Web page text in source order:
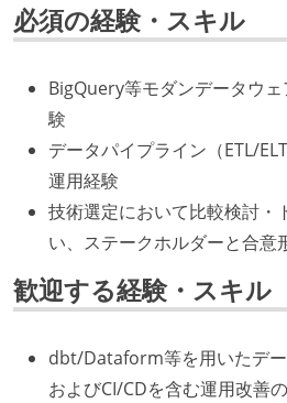
必須の経験・スキル
BigQuery等モダンデータウ
験
データパイプライン（ETL/
運用経験
技術選定において比較検討・
い、ステークホルダーと合意
歓迎する経験・スキル
dbt/Dataform等を用いたデー
およびCI/CDを含む運用改善